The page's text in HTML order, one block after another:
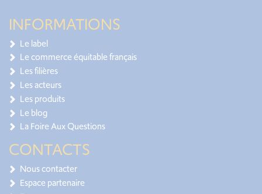
INFORMATIONS
Le label
Le commerce équitable français
Les filières
Les acteurs
Les produits
Le blog
La Foire Aux Questions
CONTACTS
Nous contacter
Espace partenaire